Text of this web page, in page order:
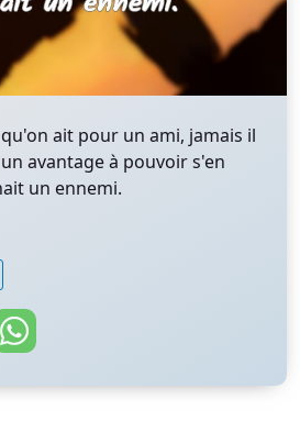
ait pour un ami, jamais il
avantage à pouvoir s'en
un ennemi.